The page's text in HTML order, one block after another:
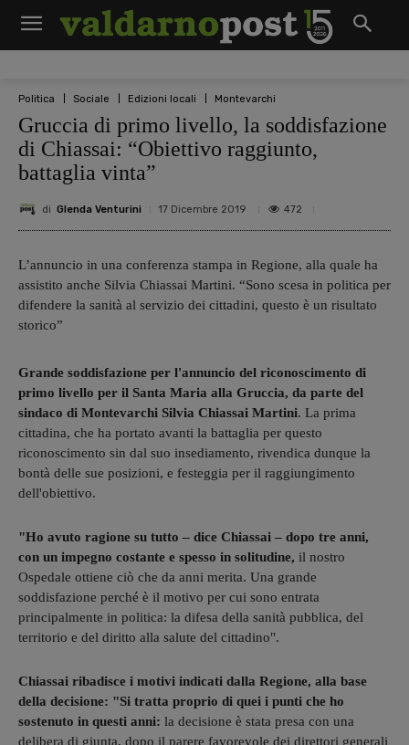
Politica Sociale Edizioni locali Montevarchi
Gruccia di primo livello, la soddisfazione
di Chiassai: “Obiettivo raggiunto,
battaglia vinta”
di Glenda Venturini 17 Dicembre 2019 472
L’annuncio in una conferenza stampa in Regione, alla quale ha
assistito anche Silvia Chiassai Martini. “Sono scesa in politica per
difendere la sanità al servizio dei cittadini, questo è un risultato
storico”
Grande soddisfazione per l'annuncio del riconoscimento di
primo livello per il Santa Maria alla Gruccia, da parte del
sindaco di Montevarchi Silvia Chiassai Martini. La prima
cittadina, che ha portato avanti la battaglia per questo
riconoscimento sin dal suo insediamento, rivendica dunque la
bontà delle sue posizioni, e festeggia per il raggiungimento
dell'obiettivo.
"Ho avuto ragione su tutto – dice Chiassai – dopo tre anni,
con un impegno costante e spesso in solitudine, il nostro
Ospedale ottiene ciò che da anni merita. Una grande
soddisfazione perché è il motivo per cui sono entrata
principalmente in politica: la difesa della sanità pubblica, del
territorio e del diritto alla salute del cittadino".
Chiassai ribadisce i motivi indicati dalla Regione, alla base
della decisione: "Si tratta proprio di quei i punti che ho
sostenuto in questi anni: la decisione è stata presa con una
delibera di giunta, dopo il parere favorevole dei direttori generali